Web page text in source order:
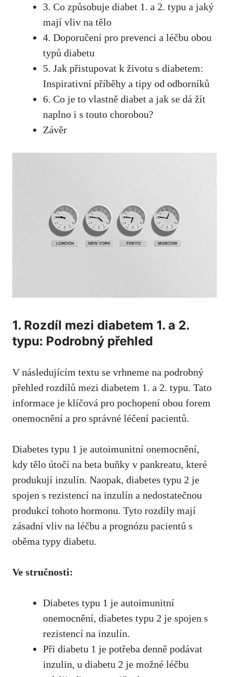
3. Co způsobuje⁢ diabet ​1. a 2. typu a jaký
mají vliv na tělo
4. Doporučení pro prevenci a léčbu obou
typů diabetu
5. ‍Jak přistupovat k životu s diabetem:
Inspirativní příběhy a tipy od odborníků
6.​ Co je to⁤ vlastně diabet a jak se⁤ dá žít
naplno i s touto⁣ chorobou?
Závěr
1.⁤ Rozdíl mezi diabetem 1. a​ 2.
typu: Podrobný přehled
V následujícím textu se vrhneme na podrobný
přehled rozdílů mezi diabetem 1. a ⁤2. typu. Tato
informace ‌je klíčová pro pochopení obou forem
onemocnění a pro správné léčení pacientů.
Diabetes typu 1 je autoimunitní onemocnění,
kdy ⁣tělo útočí na ⁢beta buňky v ⁢pankreatu, které
produkují inzulín. Naopak, diabetes⁣ typu 2 je
spojen s rezistencí na inzulín a nedostatečnou
produkcí tohoto hormonu. Tyto rozdíly ‍mají
zásadní‍ vliv na léčbu a prognózu pacientů s
oběma​ typy diabetu.
Ve stručnosti:
Diabetes typu 1 je autoimunitní
onemocnění, diabetes typu 2 je spojen‌ s⁤
rezistencí na inzulín.
Při diabetu 1 je potřeba denně podávat
inzulin,‍ u diabetu 2 je možné léčbu